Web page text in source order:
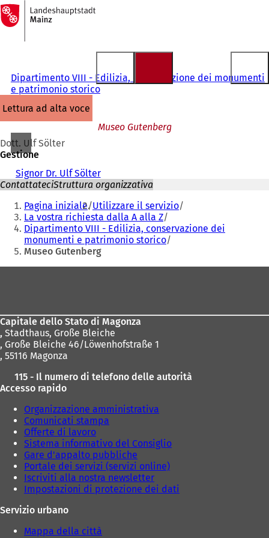
Vai al contenuto
Alla
pagina
iniziale
Dipartimento VIII - Edilizia, conservazione dei monumenti
e patrimonio storico
lettura ad alta voce
Museo Gutenberg
Dott. Ulf Sölter
Gestione
Signor Dr. Ulf Sölter
ContattateciStruttura organizzativa
Siete
qui:
Pagina iniziale Utilizzare il servizio
La vostra richiesta dalla A alla Z
Dipartimento VIII - Edilizia, conservazione dei
monumenti e patrimonio storico
Museo Gutenberg
Capitale dello Stato di Magonza
, Stadthaus, Große Bleiche
, Große Bleiche 46/Löwenhofstraße 1
, 55116 Magonza
115 - Il numero di telefono delle autorità
Accesso rapido
Organizzazione amministrativa
Comunicati stampa
Offerte di lavoro
Sistema informativo del Consiglio
Gare d'appalto pubbliche
Portale dei servizi (servizi online)
Iscriviti alla nostra newsletter
Impostazioni di protezione dei dati
Servizio urbano
Mappa della città